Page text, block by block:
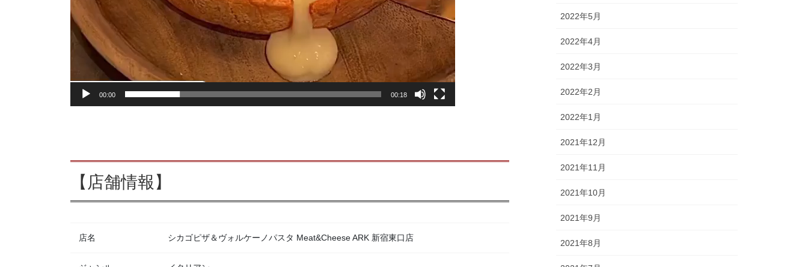
00:00 00:18
【店舗情報】
店名 シカゴピザ＆ヴォルケーノパスタ Meat&Cheese ARK 新宿東口店
2022年5月
2022年4月
2022年3月
2022年2月
2022年1月
2021年12月
2021年11月
2021年10月
2021年9月
2021年8月